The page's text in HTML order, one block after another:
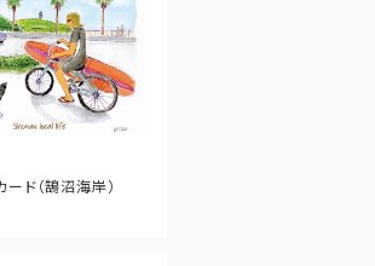
ド（鵠沼海岸）